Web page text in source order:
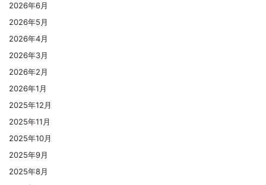
2026年6月
2026年5月
2026年4月
2026年3月
2026年2月
2026年1月
2025年12月
2025年11月
2025年10月
2025年9月
2025年8月